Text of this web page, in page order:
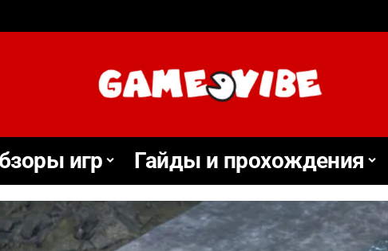
игр Гайды и прохождения